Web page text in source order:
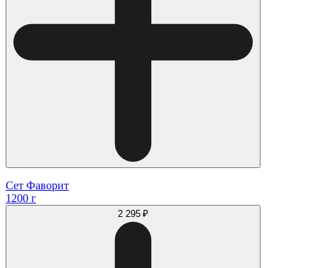
Сет Фаворит
1200 г
2 295 ₽